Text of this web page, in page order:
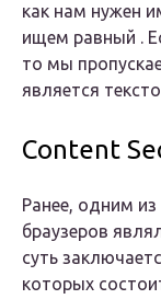
как нам нужен
ищем равный .
то мы
является
Content
Ранее, одним
браузеров
суть
которых